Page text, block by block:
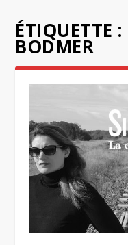
ÉTIQUETTE :
BODMER